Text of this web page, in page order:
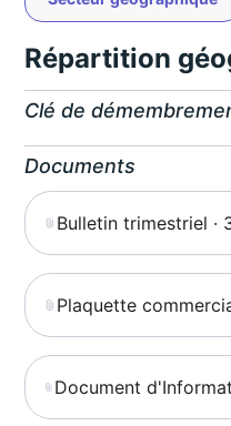
Répartition
Clé de
Documents
Bulletin trimestriel ·
Capital &
Plaquette
Capital &
Document
Patrimonia Capital